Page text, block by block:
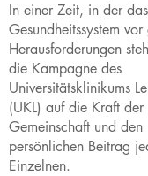
In einer Zeit, in der das
Gesundheitssystem
Herausforderungen
die Kampagne des
Universitätsklinikums
(UKL) auf die Kraft der
Gemeinschaft und den
persönlichen Beitrag
Einzelnen.